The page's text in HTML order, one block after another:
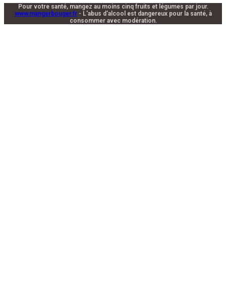
Pour votre santé, mangez au moins cinq fruits et légumes par jour.
www.mangerbouger.fr- L'abus d'alcool est dangereux pour la santé, à
consommer avec modération.